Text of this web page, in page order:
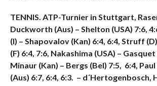
TENNIS. ATP-Turnier in Stuttgart,
Duckworth (Aus) – Shelton (USA) 7:6,
(I) – Shapovalov (Kan) 6:4, 6:4, Struff
(F) 6:4, 7:6, Nakashima (USA) – Gasquet
Minaur (Kan) – Bergs (Bel) 7:5, 6:4,
(Aus) 6:7, 6:4, 6:3. – d´Hertogenbosch,